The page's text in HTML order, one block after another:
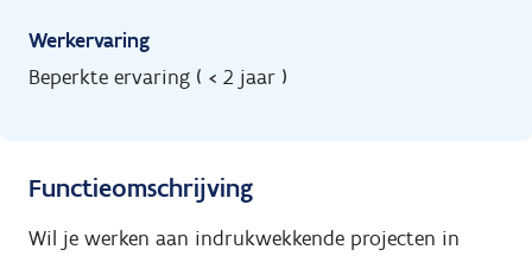
Werkervaring
Beperkte ervaring ( < 2 jaar )
Functieomschrijving
Wil je werken aan indrukwekkende projecten in